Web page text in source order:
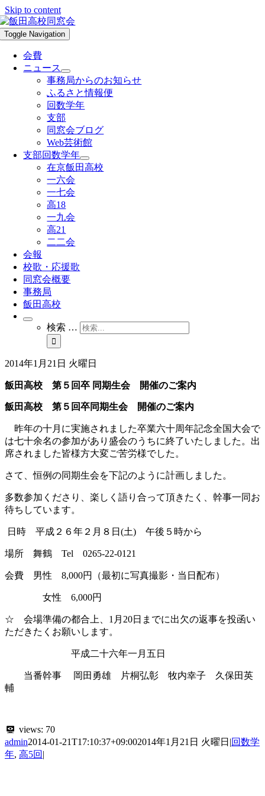
Skip to content
Toggle Navigation
会費
ニュース
事務局からのお知らせ
ふるさと情報便
回数学年
支部
同窓会ブログ
Web芸術館
支部回数学年
在京飯田高校
一六会
一七会
高18
一九会
高21
二二会
会報
校歌・応援歌
同窓会概要
事務局
飯田高校
検索 …
2014年1月21日 火曜日
飯田高校 第５回卒 同期生会 開催のご案内
飯田高校 第５回卒同期生会 開催のご案内
昨年の十月に実施されました卒業六十周年記念全国大会で
は七十余名の参加があり盛会のうちに終了いたしました。出
席されました皆様方大変ご苦労様でした。
さて、恒例の同期生会を下記のように計画しました。
多数参加くださり、楽しく語り合って頂きたく、幹事一同お
待ちしています。
日時 平成２６年２月８日(土) 午後５時から
場所 舞鶴 Tel 0265-22-0121
会費 男性 8,000円（最初に写真撮影・当日配布）
女性 6,000円
☆ 会場準備の都合上、1月20日までに出欠の返事を投函い
ただきたくお願いします。
平成二十六年一月五日
当番幹事 岡田勇雄 片桐弘彰 牧内幸子 久保田英
輔
views: 70
admin2014-01-21T17:10:37+09:002014年1月21日 火曜日 |回数学
年, 高5回 |